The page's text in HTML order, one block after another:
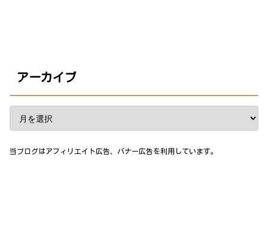
アーカイブ
当ブログはアフィリエイト広告、バナー広告を利用しています。